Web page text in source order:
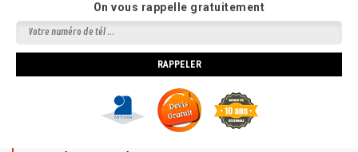
On vous rappelle gratuitement